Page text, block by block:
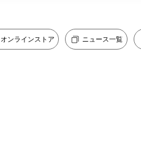
オンラインストア ニュース一覧